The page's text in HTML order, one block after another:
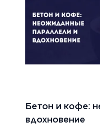
Бетон и кофе:
вдохновение